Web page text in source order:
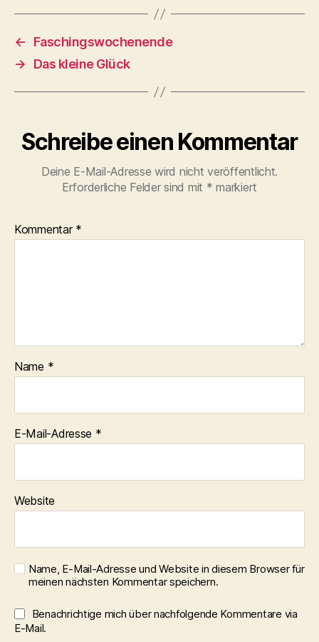
←
Faschingswochenende
→
Das kleine Glück
Schreibe einen Kommentar
Deine E-Mail-Adresse wird nicht veröffentlicht.
Erforderliche Felder sind mit * markiert
Kommentar *
Name *
E-Mail-Adresse *
Website
Name, E-Mail-Adresse und Website in diesem Browser für
meinen nächsten Kommentar speichern.
Benachrichtige mich über nachfolgende Kommentare via
E-Mail.